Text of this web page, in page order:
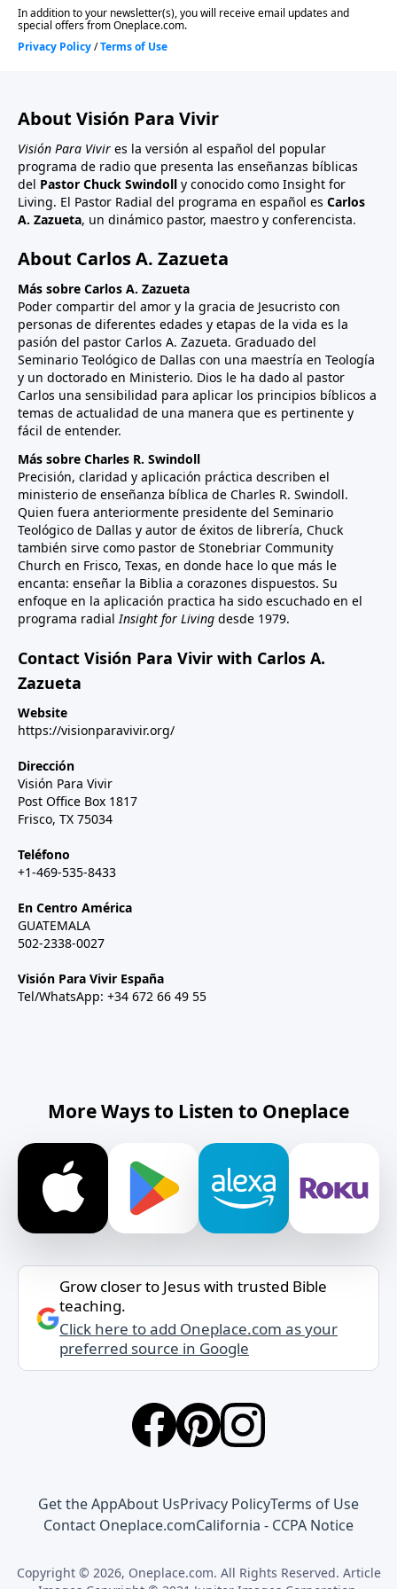
About Visión Para Vivir
Visión Para Vivir es la versión al español del popular
programa de radio que presenta las enseñanzas bíblicas
del Pastor Chuck Swindoll y conocido como Insight for
Living. El Pastor Radial del programa en español es Carlos
A. Zazueta, un dinámico pastor, maestro y conferencista.
About Carlos A. Zazueta
Más sobre Carlos A. Zazueta
Poder compartir del amor y la gracia de Jesucristo con
personas de diferentes edades y etapas de la vida es la
pasión del pastor Carlos A. Zazueta. Graduado del
Seminario Teológico de Dallas con una maestría en Teología
y un doctorado en Ministerio. Dios le ha dado al pastor
Carlos una sensibilidad para aplicar los principios bíblicos a
temas de actualidad de una manera que es pertinente y
fácil de entender.
Más sobre Charles R. Swindoll
Precisión, claridad y aplicación práctica describen el
ministerio de enseñanza bíblica de Charles R. Swindoll.
Quien fuera anteriormente presidente del Seminario
Teológico de Dallas y autor de éxitos de librería, Chuck
también sirve como pastor de Stonebriar Community
Church en Frisco, Texas, en donde hace lo que más le
encanta: enseñar la Biblia a corazones dispuestos. Su
enfoque en la aplicación practica ha sido escuchado en el
programa radialInsight for Living desde 1979.
Contact Visión Para Vivir with Carlos A.
Zazueta
Website
https://visionparavivir.org/
Dirección
Visión Para Vivir
Post Office Box 1817
Frisco, TX 75034
Teléfono
+1-469-535-8433
En Centro América
GUATEMALA
502-2338-0027
Visión Para Vivir España
Tel/WhatsApp: +34 672 66 49 55
More Ways to Listen to Oneplace
Grow closer to Jesus with trusted Bible
teaching.
Click here to add Oneplace.com as your
preferred source in Google
Get the AppAbout UsPrivacy PolicyTerms of Use
Contact Oneplace.comCalifornia - CCPA Notice
Copyright © 2026, Oneplace.com. All Rights Reserved. Article